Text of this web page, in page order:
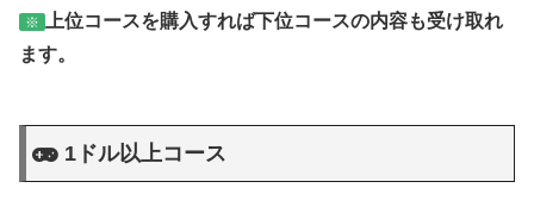
※
上位コースを購入すれば下位コースの内容も受け取れ
ます。
1ドル以上コース